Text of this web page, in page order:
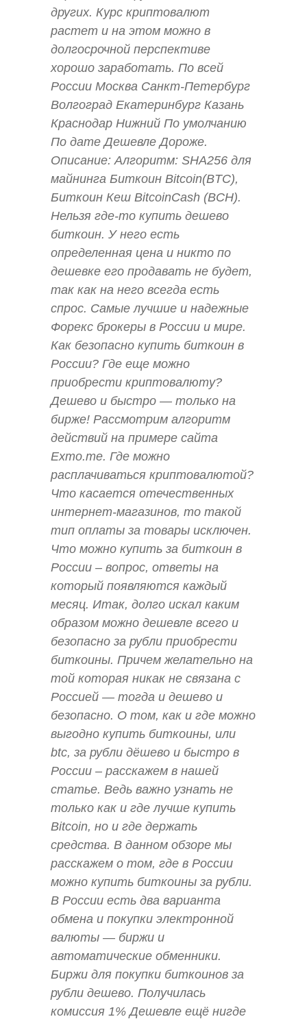
других. Курс криптовалют
растет и на этом можно в
долгосрочной перспективе
хорошо заработать. По всей
России Москва Санкт-Петербург
Волгоград Екатеринбург Казань
Краснодар Нижний По умолчанию
По дате Дешевле Дороже.
Описание: Алгоритм: SHA256 для
майнинга Биткоин Bitcoin(BTC),
Биткоин Кеш BitcoinCash (BCH).
Нельзя где-то купить дешево
биткоин. У него есть
определенная цена и никто по
дешевке его продавать не будет,
так как на него всегда есть
спрос. Самые лучшие и надежные
Форекс брокеры в России и мире.
Как безопасно купить биткоин в
России? Где еще можно
приобрести криптовалюту?
Дешево и быстро — только на
бирже! Рассмотрим алгоритм
действий на примере сайта
Exmo.me. Где можно
расплачиваться криптовалютой?
Что касается отечественных
интернет-магазинов, то такой
тип оплаты за товары исключен.
Что можно купить за биткоин в
России – вопрос, ответы на
который появляются каждый
месяц. Итак, долго искал каким
образом можно дешевле всего и
безопасно за рубли приобрести
биткоины. Причем желательно на
той которая никак не связана с
Россией — тогда и дешево и
безопасно. О том, как и где можно
выгодно купить биткоины, или
btc, за рубли дёшево и быстро в
России – расскажем в нашей
статье. Ведь важно узнать не
только как и где лучше купить
Bitcoin, но и где держать
средства. В данном обзоре мы
расскажем о том, где в России
можно купить биткоины за рубли.
В России есть два варианта
обмена и покупки электронной
валюты — биржи и
автоматические обменники.
Биржи для покупки биткоинов за
рубли дешево. Получилась
комиссия 1% Дешевле ещё нигде